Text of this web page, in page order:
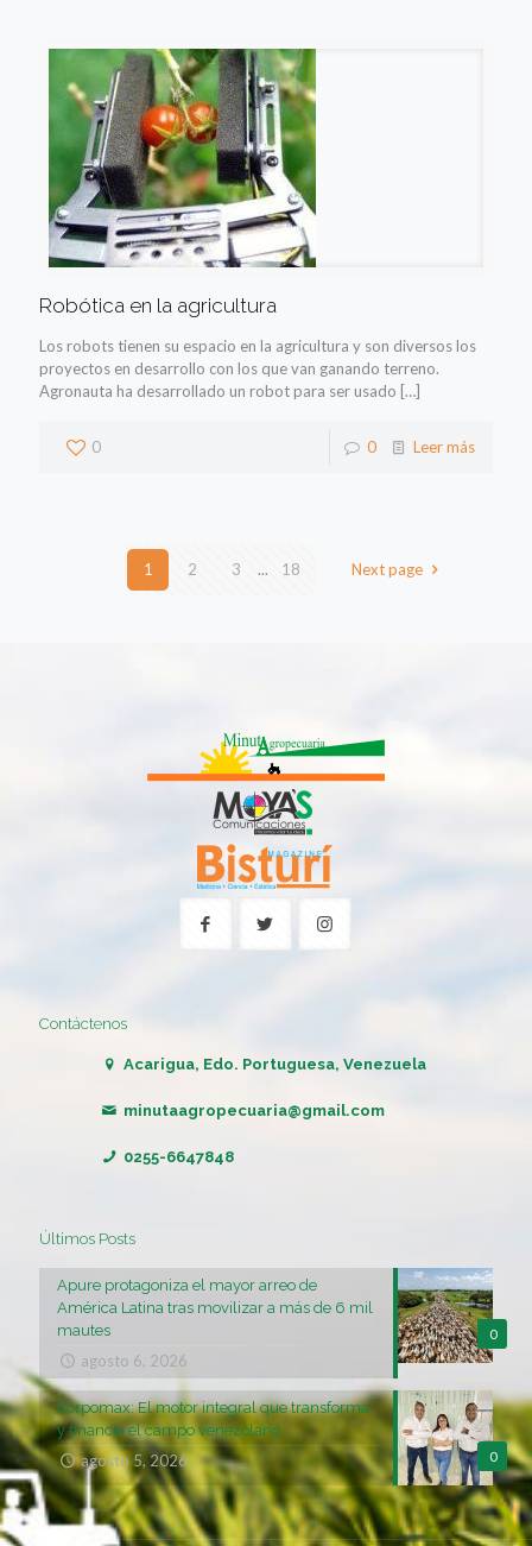
Robótica en la agricultura
Los robots tienen su espacio en la agricultura y son diversos los
proyectos en desarrollo con los que van ganando terreno.
Agronauta ha desarrollado un robot para ser usado […]
0 0 Leer más
1 2 3 ... 18 Next page
Contáctenos
Acarigua, Edo. Portuguesa, Venezuela
minutaagropecuaria@gmail.com
0255-6647848
Últimos Posts
0
Apure protagoniza el mayor arreo de
América Latina tras movilizar a más de 6 mil
mautes
agosto 6, 2026
0
Corpomax: El motor integral que transforma
y financia el campo venezolano
agosto 5, 2026